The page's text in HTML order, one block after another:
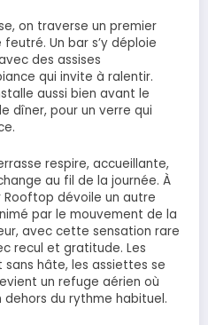
on traverse un premier
Un bar s’y déploie
des assises
qui invite à ralentir.
aussi bien avant le
dîner, pour un verre qui
respire, accueillante,
au fil de la journée. À
Rooftop dévoile un autre
par le mouvement de la
avec cette sensation rare
recul et gratitude. Les
hâte, les assiettes se
un refuge aérien où
dehors du rythme habituel.